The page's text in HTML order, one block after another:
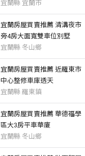
宜蘭縣 宜蘭市
宜蘭房屋買賣推薦 清溝夜市
旁4房大面寬雙車位別墅
宜蘭縣 冬山鄉
宜蘭房屋買賣推薦 近羅東市
中心整修車庫透天
宜蘭縣 羅東鎮
宜蘭房屋買賣推薦 華德福學
區大3房平車華廈
宜蘭縣 冬山鄉